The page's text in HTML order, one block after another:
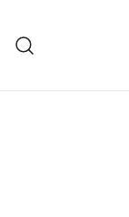
treści